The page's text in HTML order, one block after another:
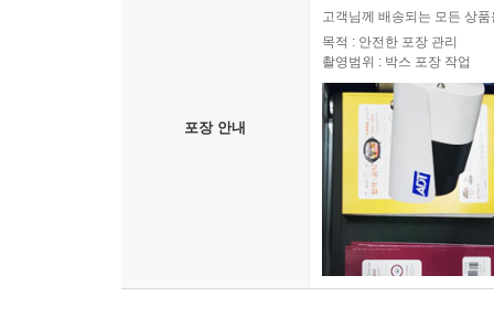
포장 안내
고객님께 배송되는 모든 상
목적 : 안전한 포장 관리
촬영범위 : 박스 포장 작업